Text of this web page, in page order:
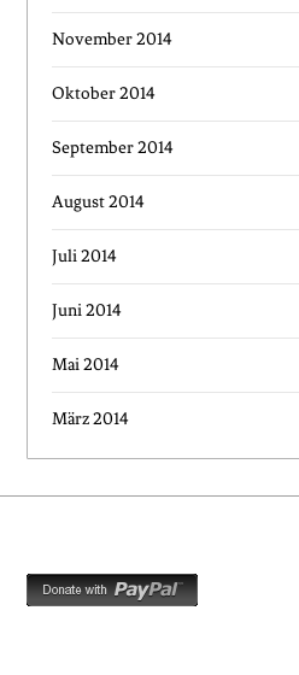
November 2014
Oktober 2014
September 2014
August 2014
Juli 2014
Juni 2014
Mai 2014
März 2014